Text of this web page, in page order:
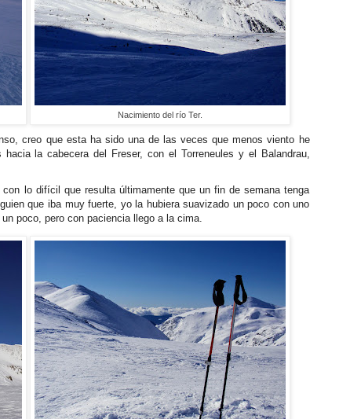
Nacimiento del río Ter.
creo que esta ha sido una de las veces que menos viento he
la cabecera del Freser, con el Torreneules y el Balandrau,
lo difícil que resulta últimamente que un fin de semana tenga
que iba muy fuerte, yo la hubiera suavizado un poco con uno
poco, pero con paciencia llego a la cima.